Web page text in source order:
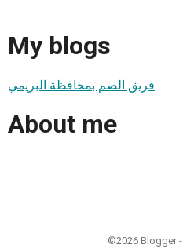
My blogs
فريق الصم بمحافظة البريمي
About me
©2026 Blogger -